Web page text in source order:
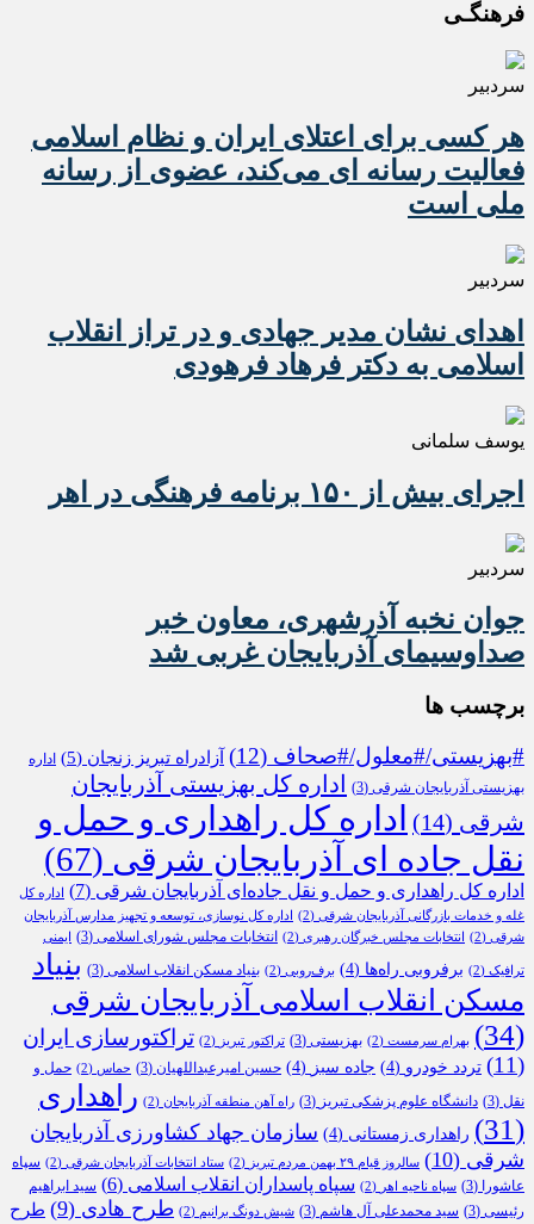
فرهنگـی
سردبیر
هر کسی برای اعتلای ایران و نظام اسلامی
فعالیت رسانه ای می‌کند، عضوی از رسانه
ملی است
سردبیر
اهدای نشان مدیر جهادی و در تراز انقلاب
اسلامی به دکتر فرهاد فرهودی
یوسف سلمانی
اجرای بیش از ۱۵۰ برنامه فرهنگی در اهر
سردبیر
جوان نخبه آذرشهری، معاون خبر
صداوسیمای آذربایجان غربی شد
برچسب ها
#بهزیستی/#معلول/#صحاف (12) آزادراه تبریز زنجان (5)
اداره
بهزیستی آذربایجان شرقی (3)
اداره کل بهزیستی آذربایجان
شرقی (14)
اداره کل راهداری و حمل و
نقل جاده ای آذربایجان شرقی (67)
اداره کل راهداری و حمل و نقل جاده‌ای آذربایجان شرقی (7)
اداره کل
غله و خدمات بازرگانی آذربایجان شرقی (2)
اداره کل نوسازی، توسعه و تجهیز مدارس آذربایجان
شرقی (2) انتخابات مجلس خبرگان رهبری (2) انتخابات مجلس شورای اسلامی (3) ایمنی
ترافیک (2) برفروبی راه‌ها (4) برف‌روبی (2) بنیاد مسکن انقلاب اسلامی (3)
بنیاد
مسکن انقلاب اسلامی آذربایجان شرقی
(34)
بهرام سرمست (2) بهزیستی (3) تراکتور تبریز (2)
تراکتورسازی ایران
(11)
تردد خودرو (4) جاده سبز (4) حسین امیرعبداللهیان (3) حماس (2)
حمل و
نقل (3) دانشگاه علوم پزشکی تبریز (3) راه آهن منطقه آذربایجان (2)
راهداری
(31)
راهداری زمستانی (4)
سازمان جهاد کشاورزی آذربایجان
شرقی (10) سالروز قیام ۲۹ بهمن مردم تبریز (2) ستاد انتخابات آذربایجان شرقی (2)
سپاه
عاشورا
(3) سپاه ناحیه اهر (2) سپاه پاسداران انقلاب اسلامی (6)
سید ابراهیم
رئیسی (3) سید محمدعلی آل هاشم (3) شیش دونگ برانیم (2) طرح هادی (9) طرح